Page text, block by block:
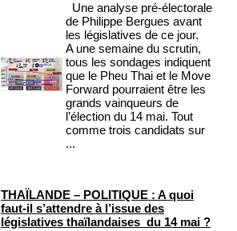
Une analyse pré-électorale
de Philippe Bergues avant
les législatives de ce jour.
A une semaine du scrutin,
tous les sondages indiquent
que le Pheu Thai et le Move
Forward pourraient être les
grands vainqueurs de
l’élection du 14 mai. Tout
comme trois candidats sur
...
THAÏLANDE – POLITIQUE : A quoi
faut-il s’attendre à l’issue des
législatives thaïlandaises du 14 mai ?